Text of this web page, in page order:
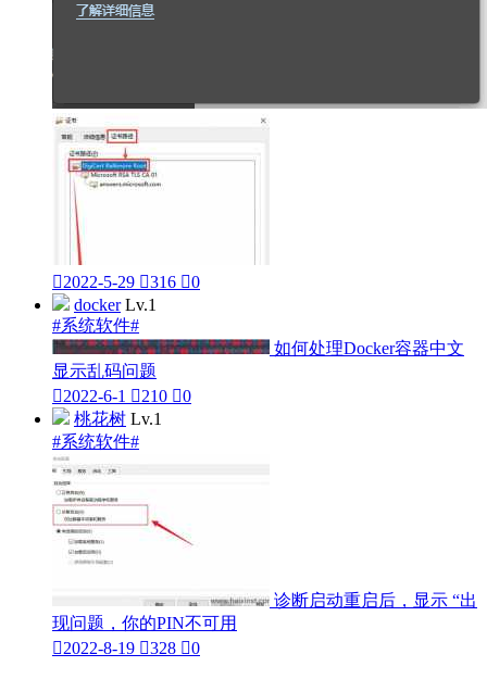
2022-5-29 316 0
docker Lv.1
#系统软件#
如何处理Docker容器中文
显示乱码问题
2022-6-1 210 0
桃花树 Lv.1
#系统软件#
诊断启动重启后，显示 “出
现问题，你的PIN不可用
2022-8-19 328 0